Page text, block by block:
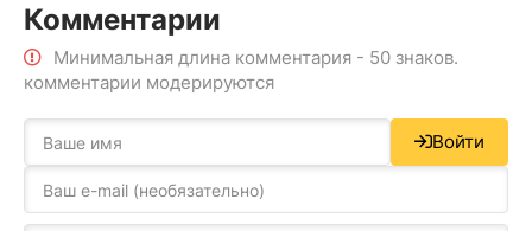
Комментарии
Минимальная длина комментария - 50 знаков.
комментарии модерируются
Войти